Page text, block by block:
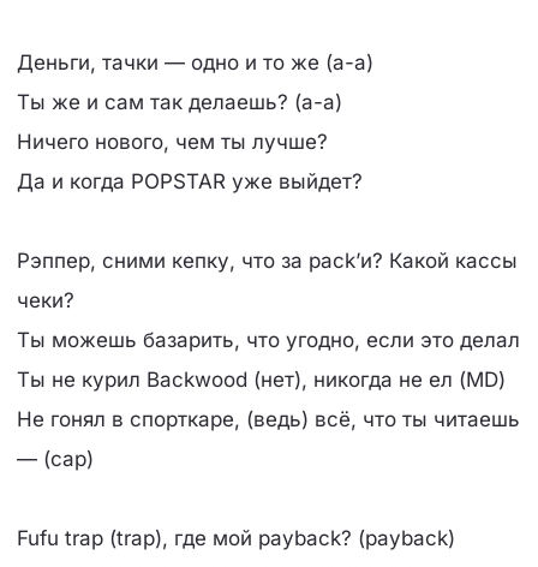
Деньги, тачки — одно и то же (а-а)
Ты же и сам так делаешь? (а-а)
Ничего нового, чем ты лучше?
Да и когда POPSTAR уже выйдет?
Рэппер, сними кепку, что за pack’и? Какой кассы
чеки?
Ты можешь базарить, что угодно, если это делал
Ты не курил Backwood (нет), никогда не ел (MD)
Не гонял в спорткаре, (ведь) всё, что ты читаешь
— (cap)
Fufu trap (trap), где мой payback? (payback)